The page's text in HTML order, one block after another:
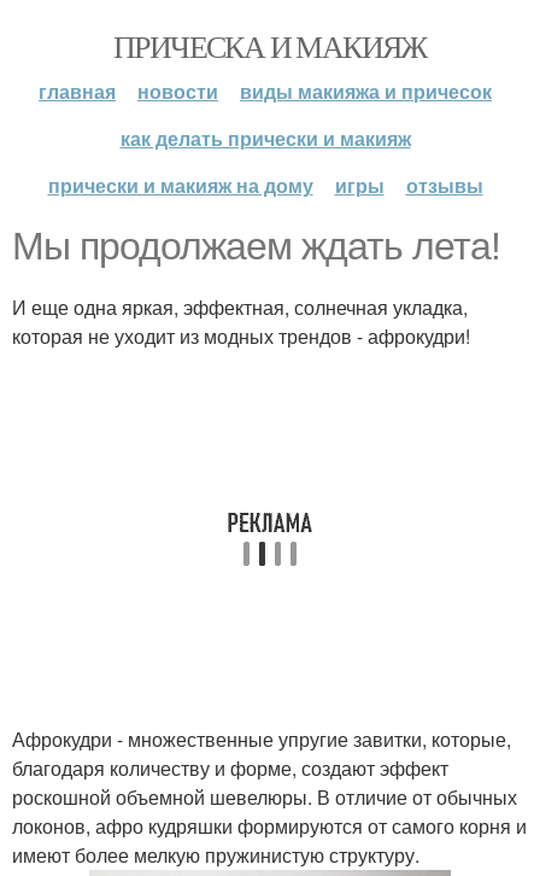
ПРИЧЕСКА И МАКИЯЖ
главная новости
виды макияжа и причесок
как делать прически и макияж
прически и макияж на дому
игры отзывы
Мы продолжаем ждать лета!
И еще одна яркая, эффектная, солнечная укладка,
которая не уходит из модных трендов - афрокудри!
Афрокудри - множественные упругие завитки, которые,
благодаря количеству и форме, создают эффект
роскошной объемной шевелюры. В отличие от обычных
локонов, афро кудряшки формируются от самого корня и
имеют более мелкую пружинистую структуру.